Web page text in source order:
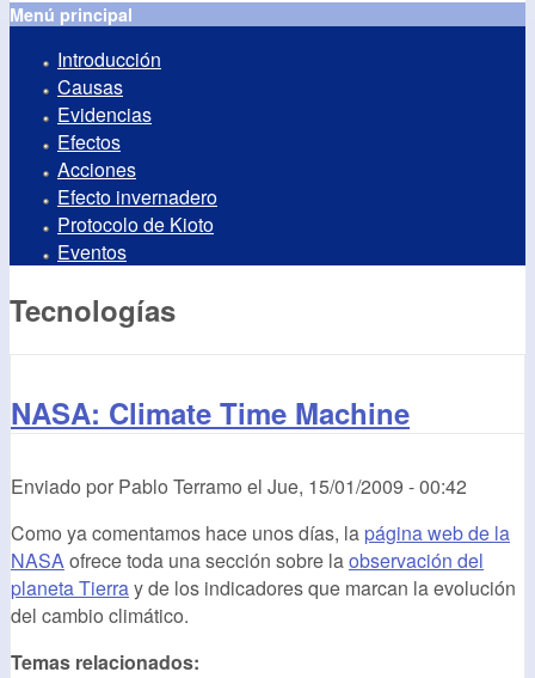
Menú principal
Introducción
Causas
Evidencias
Efectos
Acciones
Efecto invernadero
Protocolo de Kioto
Eventos
Tecnologías
NASA: Climate Time Machine
Enviado por Pablo Terramo el Jue, 15/01/2009 - 00:42
Como ya comentamos hace unos días, la páginawebde la
NASAofrece toda una sección sobre laobservación del
planeta Tierray de los indicadores que marcan la evolución
del cambio climático.
Temas relacionados: